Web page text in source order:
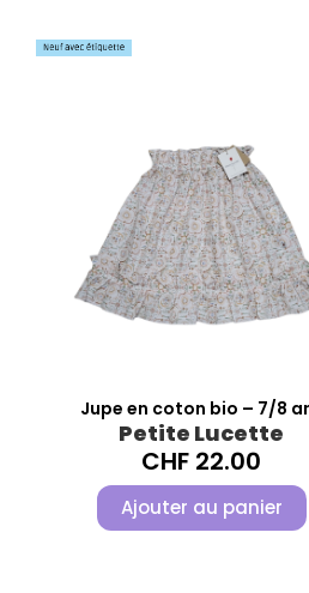
Jupe en coton bio – 7/8
Petite Lucette
CHF 22.00
Ajouter au panier